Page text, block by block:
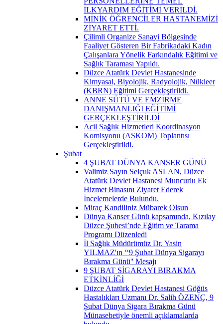
İLKYARDIM EĞİTİMİ VERİLDİ.
MİNİK ÖĞRENCİLER HASTANEMİZİ
ZİYARET ETTİ.
Çilimli Organize Sanayi Bölgesinde
Faaliyet Gösteren Bir Fabrikadaki Kadın
Çalışanlara Yönelik Farkındalık Eğitimi ve
Sağlık Taraması Yapıldı.
Düzce Atatürk Devlet Hastanesinde
Kimyasal, Biyolojik, Radyolojik, Nükleer
(KBRN) Eğitimi Gerçekleştirildi. ​
ANNE SÜTÜ VE EMZİRME
DANIŞMANLIĞI EĞİTİMİ
GERÇEKLEŞTİRİLDİ
Acil Sağlık Hizmetleri Koordinasyon
Komisyonu (ASKOM) Toplantısı
Gerçekleştirildi.
Şubat
4 ŞUBAT DÜNYA KANSER GÜNÜ
Valimiz Sayın Selçuk ASLAN, Düzce
Atatürk Devlet Hastanesi Muncurlu Ek
Hizmet Binasını Ziyaret Ederek
İncelemelerde Bulundu.
Miraç Kandiliniz Mübarek Olsun
Dünya Kanser Günü kapsamında, Kızılay
Düzce Şubesi’nde Eğitim ve Tarama
Programı Düzenledi
İl Sağlık Müdürümüz Dr. Yasin
YILMAZ'ın ‘‘9 Şubat Dünya Sigarayı
Bırakma Günü'' Mesajı
9 ŞUBAT SİGARAYI BIRAKMA
ETKİNLİĞİ
Düzce Atatürk Devlet Hastanesi Göğüs
Hastalıkları Uzmanı Dr. Salih ÖZENÇ, 9
Şubat Dünya Sigara Bırakma Günü
Münasebetiyle önemli açıklamalarda